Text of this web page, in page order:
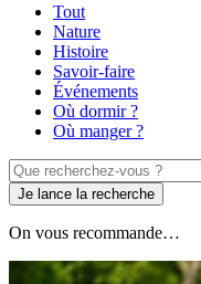
Tout
Nature
Histoire
Savoir-faire
Événements
Où dormir ?
Où manger ?
Je lance la recherche
On vous recommande…